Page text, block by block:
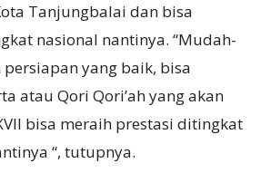
Tanjungbalai dan bisa
nasional nantinya. “Mudah-
yang baik, bisa
atau Qori Qori’ah yang akan
bisa meraih prestasi ditingkat
“, tutupnya.